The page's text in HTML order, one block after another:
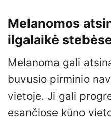
Melanomos
ilgalaikė
Melanoma gali
buvusio pirminio
vietoje. Ji gali
esančiose kūno